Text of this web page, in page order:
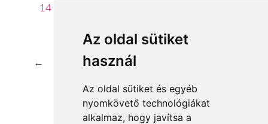
Az oldal sütiket
használ
Az oldal sütiket és egyéb
nyomkövető technológiákat
alkalmaz, hogy javítsa a
14 240 Ft-tól
← 3 4 5